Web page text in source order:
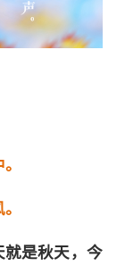
是秋天，今